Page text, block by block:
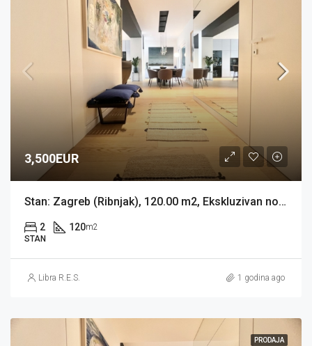
3,500EUR
Stan: Zagreb (Ribnjak), 120.00 m2, Ekskluzivan novouređeni stan (iznajmljivanje)
2 120m2
STAN
Libra R.E.S. 1 godina ago
PRODAJA